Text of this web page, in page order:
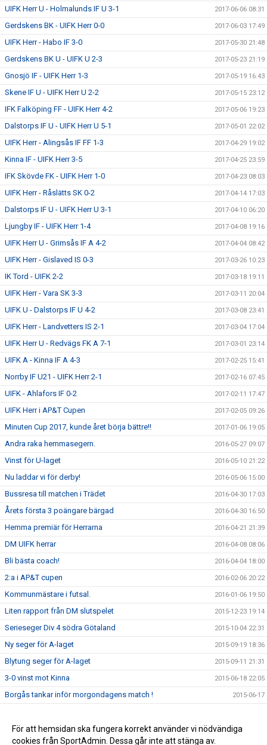
UIFK Herr U - Holmalunds IF U 3-1 2017-06-06 08:31
Gerdskens BK - UIFK Herr 0-0 2017-06-03 17:49
UIFK Herr - Habo IF 3-0 2017-05-30 21:48
Gerdskens BK U - UIFK U 2-3 2017-05-23 21:19
Gnosjö IF - UIFK Herr 1-3 2017-05-19 16:43
Skene IF U - UIFK Herr U 2-2 2017-05-15 23:12
IFK Falköping FF - UIFK Herr 4-2 2017-05-06 19:23
Dalstorps IF U - UIFK Herr U 5-1 2017-05-01 22:02
UIFK Herr - Alingsås IF FF 1-3 2017-04-29 19:02
Kinna IF - UIFK Herr 3-5 2017-04-25 23:59
IFK Skövde FK - UIFK Herr 1-0 2017-04-23 08:03
UIFK Herr - Råslätts SK 0-2 2017-04-14 17:03
Dalstorps IF U - UIFK Herr U 3-1 2017-04-10 06:20
Ljungby IF - UIFK Herr 1-4 2017-04-08 19:16
UIFK Herr U - Grimsås IF A 4-2 2017-04-04 08:42
UIFK Herr - Gislaved IS 0-3 2017-03-26 10:23
IK Tord - UIFK 2-2 2017-03-18 19:11
UIFK Herr - Vara SK 3-3 2017-03-11 20:04
UIFK U - Dalstorps IF U 4-2 2017-03-08 23:41
UIFK Herr - Landvetters IS 2-1 2017-03-04 17:04
UIFK Herr U - Redvägs FK A 7-1 2017-03-01 23:14
UIFK A - Kinna IF A 4-3 2017-02-25 15:41
Norrby IF U21 - UIFK Herr 2-1 2017-02-16 07:45
UIFK - Ahlafors IF 0-2 2017-02-11 17:47
UIFK Herr i AP&T Cupen 2017-02-05 09:26
Minuten Cup 2017, kunde året börja bättre!! 2017-01-06 19:05
Andra raka hemmasegern. 2016-05-27 09:07
Vinst för U-laget 2016-05-10 21:22
Nu laddar vi för derby! 2016-05-06 15:00
Bussresa till matchen i Trädet 2016-04-30 17:03
Årets första 3 poängare bärgad 2016-04-30 16:50
Hemma premiär för Herrarna 2016-04-21 21:39
DM UIFK herrar 2016-04-08 08:06
Bli bästa coach! 2016-04-04 18:00
2:a i AP&T cupen 2016-02-06 20:22
Kommunmästare i futsal. 2016-01-06 19:50
Liten rapport från DM slutspelet 2015-12-23 19:14
Serieseger Div 4 södra Götaland 2015-10-04 22:31
Ny seger för A-laget 2015-09-19 18:36
Blytung seger för A-laget 2015-09-11 21:31
3-0 vinst mot Kinna 2015-06-18 22:05
Borgås tankar inför morgondagens match ! 2015-06-17
Stabil 3-0 seger mot Skene 2015-05-20 22:07
För att hemsidan ska fungera korrekt använder vi nödvändiga
cookies från SportAdmin. Dessa går inte att stänga av.